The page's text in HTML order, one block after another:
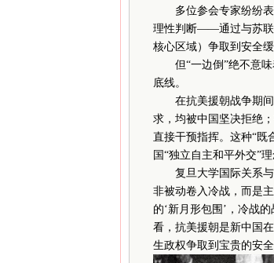
多位参会专家纷纷表
理性判断——通过与苏联
核心区域）争取到安全
但“一边倒”绝不意味
底线。
在抗美援朝战争期间
求，均被中国坚决拒绝
直接干预指挥。这种“既
国“独立自主和平外交”
复旦大学国际关系与
非被动卷入冷战，而是
的‘新月形包围’，冷战
看，抗美援朝是新中国
生政权争取到宝贵的安全